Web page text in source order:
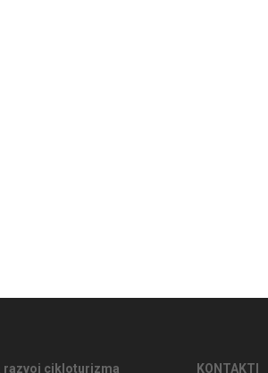
razvoj cikloturizma KONTAKTI